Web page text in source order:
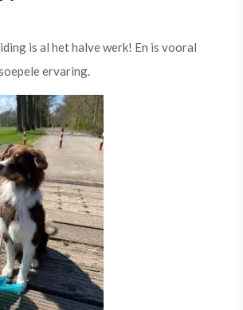
is al het halve werk! En is vooral
ervaring.